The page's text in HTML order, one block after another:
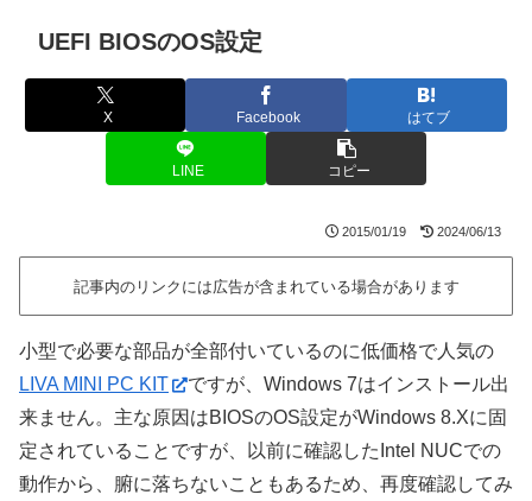
UEFI BIOSのOS設定
X Facebook はてブ
LINE コピー
2015/01/19 2024/06/13
記事内のリンクには広告が含まれている場合があります
小型で必要な部品が全部付いているのに低価格で人気の
LIVA MINI PC KIT
ですが、Windows 7はインストール出
来ません。主な原因はBIOSのOS設定がWindows 8.Xに固
定されていることですが、以前に確認したIntel NUCでの
動作から、腑に落ちないこともあるため、再度確認してみ